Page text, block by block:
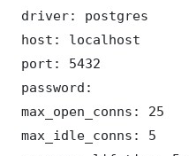
driver: postgres
host: localhost
port: 5432
password:
max_open_conns: 25
max_idle_conns: 5